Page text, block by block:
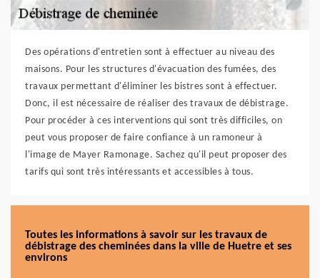
Des opérations d'entretien sont à effectuer au niveau des
maisons. Pour les structures d'évacuation des fumées, des
travaux permettant d'éliminer les bistres sont à effectuer.
Donc, il est nécessaire de réaliser des travaux de débistrage.
Pour procéder à ces interventions qui sont très difficiles, on
peut vous proposer de faire confiance à un ramoneur à
l'image de Mayer Ramonage. Sachez qu'il peut proposer des
tarifs qui sont très intéressants et accessibles à tous.
Toutes les informations à savoir sur les travaux de
débistrage des cheminées dans la ville de Huetre et ses
environs